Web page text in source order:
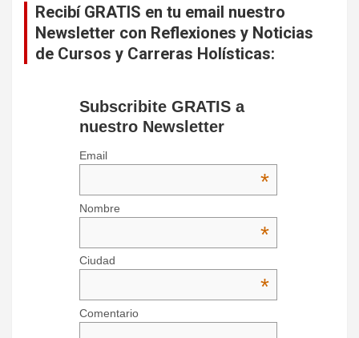
Recibí GRATIS en tu email nuestro
Newsletter con Reflexiones y Noticias
de Cursos y Carreras Holísticas:
Subscribite GRATIS a
nuestro Newsletter
Email
*
Nombre
*
Ciudad
*
Comentario